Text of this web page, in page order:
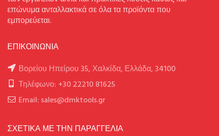
επώνυμα ανταλλακτικά σε όλα τα προϊόντα που
εμπορεύεται.
ΕΠΙΚΟΙΝΩΝΙΑ
Βορείου Ηπείρου 35, Χαλκίδα, Ελλάδα, 34100
Τηλέφωνο: +30 22210 81625
Email: sales@dmktools.gr
ΣΧΕΤΙΚΑ ΜΕ ΤΗΝ ΠΑΡΑΓΓΕΛΙΑ